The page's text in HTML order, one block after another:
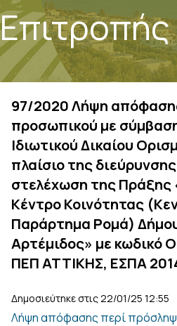
Επιτροπής
97/2020 Λήψη
προσωπικού με
Ιδιωτικού Δικαίου
πλαίσιο της
στελέχωση της Πράξης
Κέντρο Κοινότητας
Παράρτημα Ρομά)
Αρτέμιδος» με κωδικό
ΠΕΠ ΑΤΤΙΚΗΣ, ΕΣΠΑ
Δημοσιεύτηκε στις 22/01/25 12:55
Λήψη απόφασης περί